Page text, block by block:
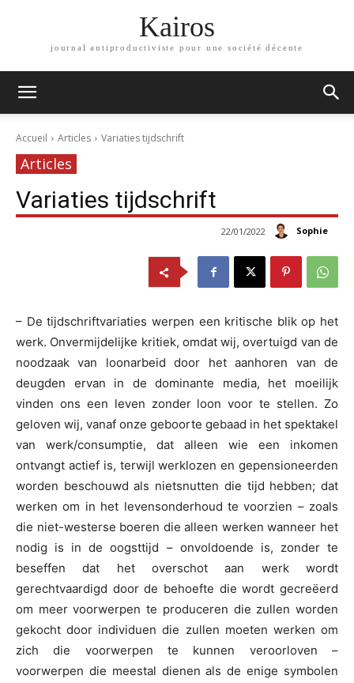
Kairos
journal antiproductiviste pour une société décente
Accueil Articles Variaties tijdschrift
Articles
Variaties tijdschrift
Sophie
22/01/2022
– De tijdschriftvariaties werpen een kritische blik op het
werk. Onvermijdelijke kritiek, omdat wij, overtuigd van de
noodzaak van loonarbeid door het aanhoren van de
deugden ervan in de dominante media, het moeilijk
vinden ons een leven zonder loon voor te stellen. Zo
geloven wij, vanaf onze geboorte gebaad in het spektakel
van werk/consumptie, dat alleen wie een inkomen
ontvangt actief is, terwijl werklozen en gepensioneerden
worden beschouwd als nietsnutten die tijd hebben; dat
werken om in het levensonderhoud te voorzien – zoals
die niet-westerse boeren die alleen werken wanneer het
nodig is in de oogsttijd – onvoldoende is, zonder te
beseffen dat het overschot aan werk wordt
gerechtvaardigd door de behoefte die wordt gecreëerd
om meer voorwerpen te produceren die zullen worden
gekocht door individuen die zullen moeten werken om
zich die voorwerpen te kunnen veroorloven –
voorwerpen die meestal dienen als de enige symbolen